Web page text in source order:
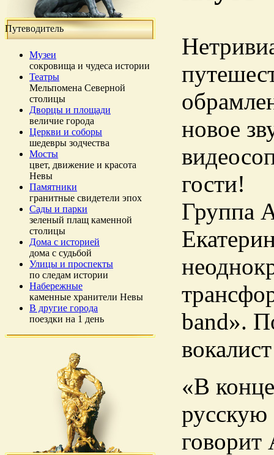
Путеводитель
Музеи
сокровища и чудеса истории
Театры
Мельпомена Северной
столицы
Дворцы и площади
величие города
Церкви и соборы
шедевры зодчества
Мосты
цвет, движение и красота
Невы
Памятники
гранитные свидетели эпох
Сады и парки
зеленый плащ каменной
столицы
Дома с историей
дома с судьбой
Улицы и проспекты
по следам истории
Набережные
каменные хранители Невы
В другие города
поездки на 1 день
новое
гости!
Группа
band».
«В
русскую